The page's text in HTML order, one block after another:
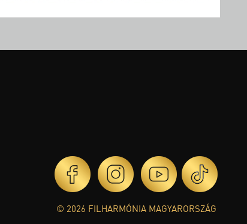
© 2026 FILHARMÓNIA MAGYARORSZÁG